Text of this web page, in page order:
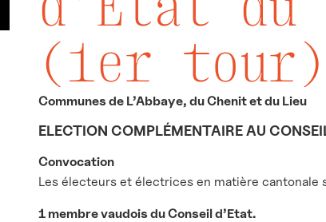
(1er tour)
Communes de L’Abbaye, du Chenit et du Lieu
ELECTION COMPLÉMENTAIRE AU
Convocation
Les électeurs et électrices en matière cantonale
1 membre vaudois du Conseil d’Etat.